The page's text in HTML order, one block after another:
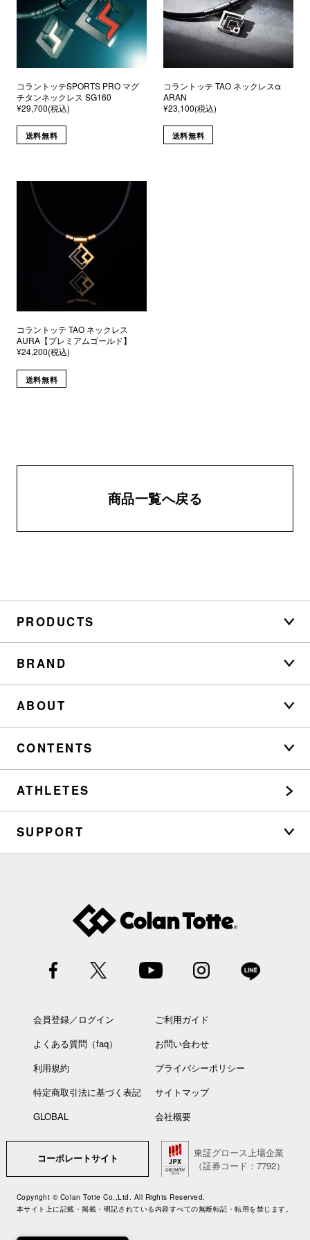
コラントッテSPORTS PRO マグ
チタンネックレス SG160
¥29,700(税込)
送料無料
コラントッテ TAO ネックレスα
ARAN
¥23,100(税込)
送料無料
コラントッテ TAO ネックレス
AURA【プレミアムゴールド】
¥24,200(税込)
送料無料
商品一覧へ戻る
PRODUCTS
BRAND
ABOUT
CONTENTS
ATHLETES
SUPPORT
会員登録／ログイン
ご利用ガイド
よくある質問（faq）
お問い合わせ
利用規約
プライバシーポリシー
特定商取引法に基づく表記
サイトマップ
GLOBAL
会社概要
コーポレートサイト
東証グロース上場企業
（証券コード：7792）
Copyright © Colan Totte Co.,Ltd. All Rights Reserved.
本サイト上に記載・掲載・明記されている内容すべての無断転記・転用を禁じます。